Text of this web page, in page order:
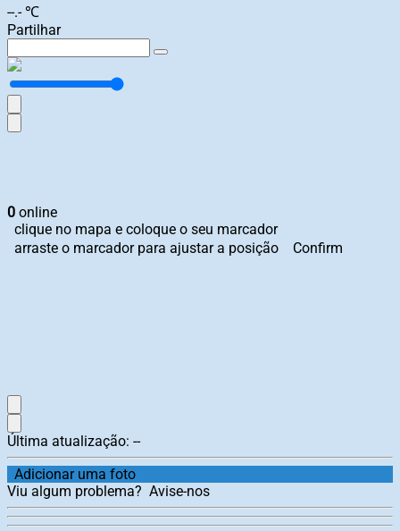
--.- ℃
Partilhar
0 online
clique no mapa e coloque o seu marcador
arraste o marcador para ajustar a posição
Confirm
Última atualização: --
Adicionar uma foto
Viu algum problema? Avise-nos